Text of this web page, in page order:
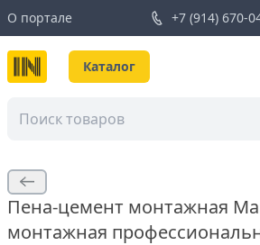
О портале +7 (914) 670-
Каталог
Пена-цемент монтажная
монтажная